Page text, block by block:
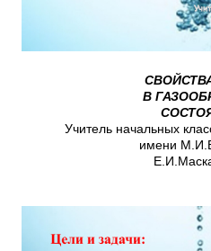
В
Учитель начальных
имени